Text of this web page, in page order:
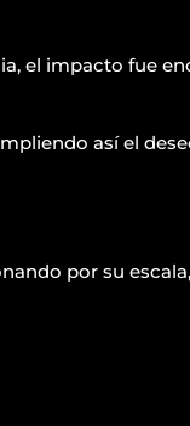
el impacto fue
así el
por su